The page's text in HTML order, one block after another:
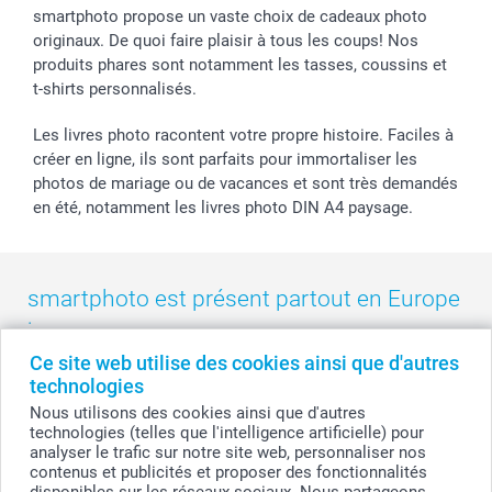
Ce site web utilise des cookies ainsi que d'autres
technologies
Nous utilisons des cookies ainsi que d'autres
technologies (telles que l'intelligence artificielle) pour
analyser le trafic sur notre site web, personnaliser nos
contenus et publicités et proposer des fonctionnalités
Tous les évènements
Statut de ma commande
smarfriends
smartgarantie
smartbonus
smartphoto propose un vaste choix de cadeaux photo
originaux. De quoi faire plaisir à tous les coups! Nos
produits phares sont notamment les tasses, coussins et
t-shirts personnalisés.
Les livres photo racontent votre propre histoire. Faciles à
créer en ligne, ils sont parfaits pour immortaliser les
photos de mariage ou de vacances et sont très demandés
en été, notamment les livres photo DIN A4 paysage.
smartphoto est présent partout en Europe
:
België - Belgique - Danmark - Deutschland - France - Ireland
- Nederland - Norge
Switzerland - Suomi - Sverige - United Kingdom
Other Countries